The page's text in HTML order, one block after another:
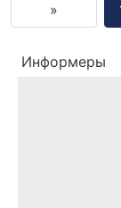
»
Информеры